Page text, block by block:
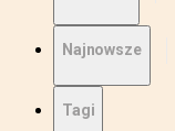
Najnowsze
Tagi